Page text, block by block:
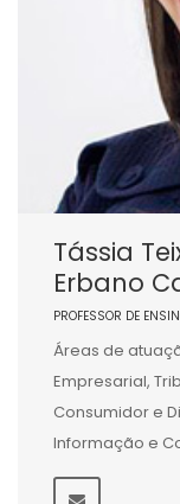
Tássia
Erbano
PROFESSOR DE
Áreas de
Empresarial,
Consumidor e
Informação e